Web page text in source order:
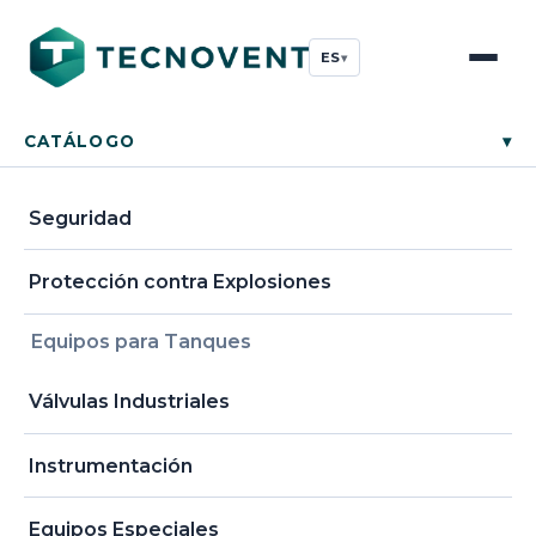
ES▾
CATÁLOGO ▾
Seguridad
Protección contra Explosiones
Equipos para Tanques
Válvulas Industriales
Instrumentación
Equipos Especiales